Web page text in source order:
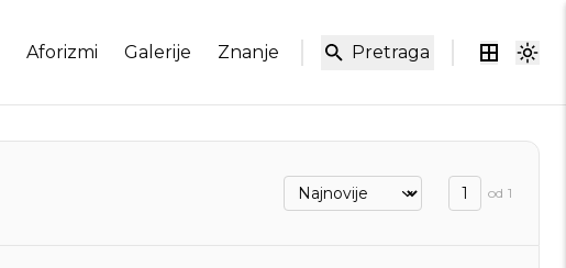
Pretraga
Aforizmi Galerije Znanje
od 1